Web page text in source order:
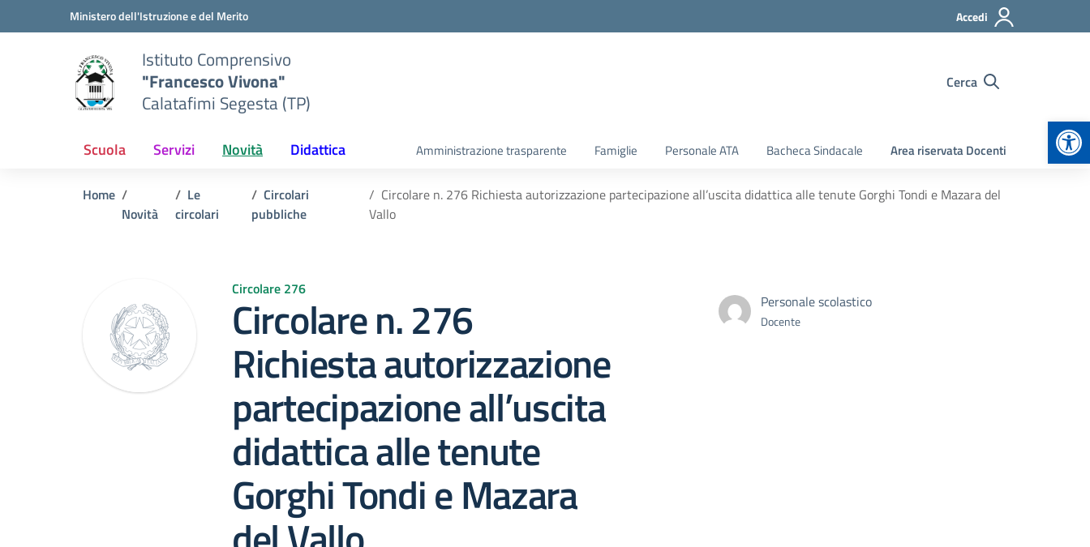
Vai ai contenuti
Vai al menu di navigazioneMinistero dell'Istruzione e del Merito Accedi
Istituto Comprensivo
"Francesco Vivona"
Calatafimi Segesta (TP)
Cerca
Scuola Servizi Novità Didattica Amministrazione trasparente Famiglie Personale ATA Bacheca Sindacale Area riservata Docenti
Home
Novità
Le
circolari
Circolari
pubbliche
Circolare n. 276 Richiesta autorizzazione partecipazione all’uscita didattica alle tenute Gorghi Tondi e Mazara del
Vallo
Circolare 276
Circolare n. 276
Richiesta autorizzazione
partecipazione all’uscita
didattica alle tenute
Gorghi Tondi e Mazara
Personale scolastico
Docente